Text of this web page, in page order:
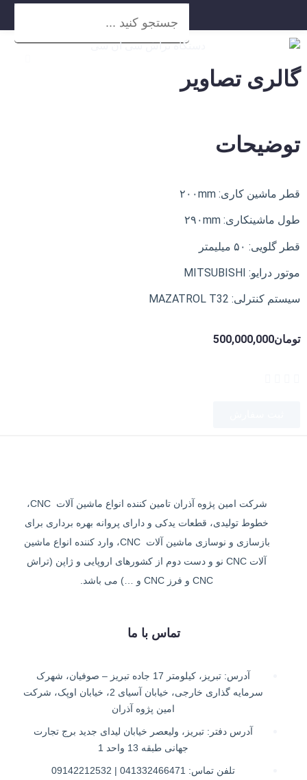
گالری تصاویر
توضیحات
قطر ماشین کاری: ۲۰۰mm
طول ماشینکاری: ۲۹۰mm
قطر گلویی: ۵۰ میلیمتر
موتور درایو: MITSUBISHI
سیستم کنترلی: MAZATROL T32
تومان500,000,000
شرکت امین پژوه آذران تامین کننده انواع ماشین آلات CNC،
خطوط تولیدی، قطعات یدکی و دارای پروانه بهره برداری برای
بازسازی و نوسازی ماشین آلات CNC، وارد کننده انواع ماشین
آلات CNC نو و دست دوم از کشورهای اروپایی و ژاپن (تراش
CNC و فرز CNC و …) می باشد.
تماس با ما
آدرس: تبریز، کیلومتر 17 جاده تبریز – صوفیان، شهرک
سرمایه گذاری خارجی، خیابان آسیای 2، خیابان اوپک، شرکت
امین پژوه آذران
آدرس دفتر: تبریز، ولیعصر خیابان لیدای جدید برج تجارت
جهانی طبقه 13 واحد 1
تلفن تماس: 041332466471 | 09142212532